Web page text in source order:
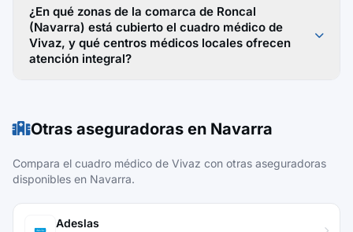
¿En qué zonas de la comarca de Roncal
(Navarra) está cubierto el cuadro médico de
Vivaz, y qué centros médicos locales ofrecen
atención integral?
Otras aseguradoras en Navarra
Compara el cuadro médico de Vivaz con otras aseguradoras
disponibles en Navarra.
Adeslas